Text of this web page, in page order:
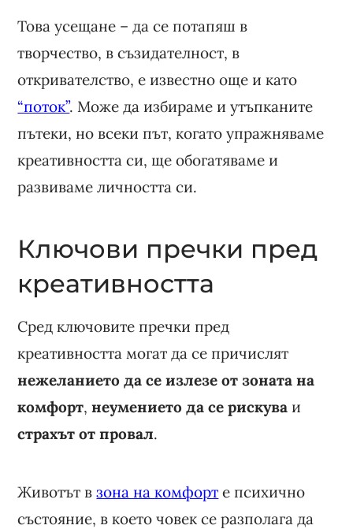
Това усещане – да се потапяш в
творчество, в съзидателност, в
откривателство, е известно още и като
“поток”. Може да избираме и утъпканите
пътеки, но всеки път, когато упражняваме
креативността си, ще обогатяваме и
развиваме личността си.
Ключови пречки пред
креативността
Сред ключовите пречки пред
креативността могат да се причислят
нежеланието да се излезе от зоната на
комфорт,неумението да се рискува и
страхът от провал.
Животът взона на комфорт е психично
състояние, в което човек се разполага да